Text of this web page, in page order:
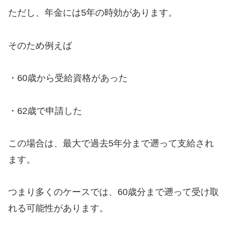
ただし、年金には5年の時効があります。
そのため例えば
・60歳から受給資格があった
・62歳で申請した
この場合は、最大で過去5年分まで遡って支給され
ます。
つまり多くのケースでは、60歳分まで遡って受け取
れる可能性があります。